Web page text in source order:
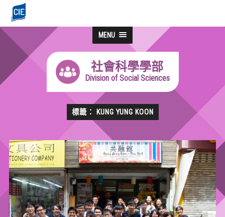
MENU
社會科學學部
Division of Social Sciences
標籤： KUNG YUNG KOON